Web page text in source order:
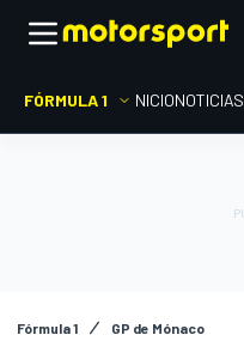
FÓRMULA 1 INICIONOTICIAS
Fórmula 1 GP de Mónaco